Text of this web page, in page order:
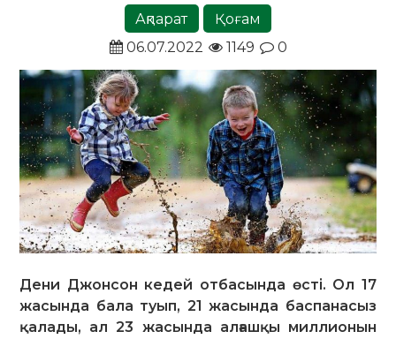
Ақпарат
Қоғам
06.07.2022
1149 0
Дени Джонсон кедей отбасында өсті. Ол 17
жасында бала туып, 21 жасында баспанасыз
қалады, ал 23 жасында алғашқы миллионын